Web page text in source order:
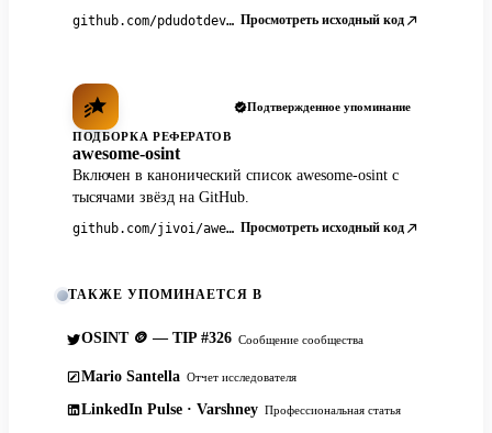
github.com/pdudotdev/ofm Просмотреть исходный код
Подтвержденное упоминание
ПОДБОРКА РЕФЕРАТОВ
awesome-osint
Включен в канонический список awesome-osint с
тысячами звёзд на GitHub.
github.com/jivoi/awesome-osint Просмотреть исходный код
ТАКЖЕ УПОМИНАЕТСЯ В
OSINT 🪙 — TIP #326 Сообщение сообщества
Mario Santella Отчет исследователя
LinkedIn Pulse · Varshney Профессиональная статья